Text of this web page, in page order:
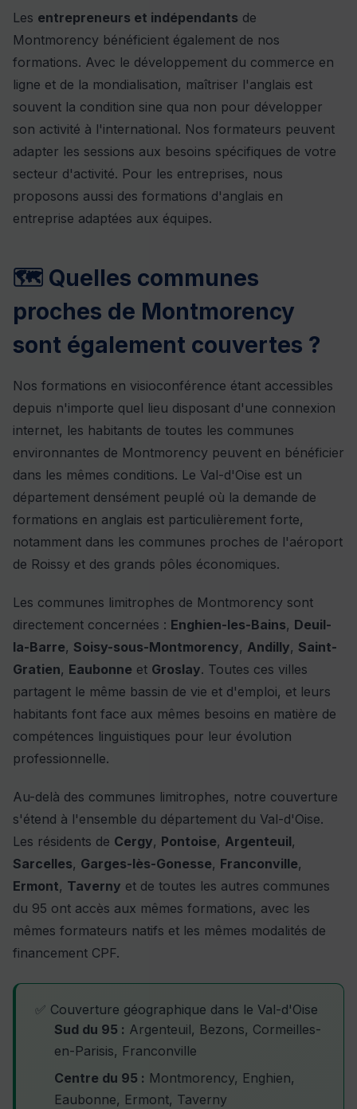
Les entrepreneurs et indépendants de
Montmorency bénéficient également de nos
formations. Avec le développement du commerce en
ligne et de la mondialisation, maîtriser l'anglais est
souvent la condition sine qua non pour développer
son activité à l'international. Nos formateurs peuvent
adapter les sessions aux besoins spécifiques de votre
secteur d'activité. Pour les entreprises, nous
proposons aussi des formations d'anglais en
entreprise adaptées aux équipes.
🗺️ Quelles communes
proches de Montmorency
sont également couvertes ?
Nos formations en visioconférence étant accessibles
depuis n'importe quel lieu disposant d'une connexion
internet, les habitants de toutes les communes
environnantes de Montmorency peuvent en bénéficier
dans les mêmes conditions. Le Val-d'Oise est un
département densément peuplé où la demande de
formations en anglais est particulièrement forte,
notamment dans les communes proches de l'aéroport
de Roissy et des grands pôles économiques.
Les communes limitrophes de Montmorency sont
directement concernées : Enghien-les-Bains, Deuil-
la-Barre, Soisy-sous-Montmorency, Andilly, Saint-
Gratien, Eaubonne et Groslay. Toutes ces villes
partagent le même bassin de vie et d'emploi, et leurs
habitants font face aux mêmes besoins en matière de
compétences linguistiques pour leur évolution
professionnelle.
Au-delà des communes limitrophes, notre couverture
s'étend à l'ensemble du département du Val-d'Oise.
Les résidents de Cergy, Pontoise, Argenteuil,
Sarcelles, Garges-lès-Gonesse, Franconville,
Ermont, Taverny et de toutes les autres communes
du 95 ont accès aux mêmes formations, avec les
mêmes formateurs natifs et les mêmes modalités de
financement CPF.
✅ Couverture géographique dans le Val-d'Oise
Sud du 95 : Argenteuil, Bezons, Cormeilles-
en-Parisis, Franconville
Centre du 95 : Montmorency, Enghien,
Eaubonne, Ermont, Taverny